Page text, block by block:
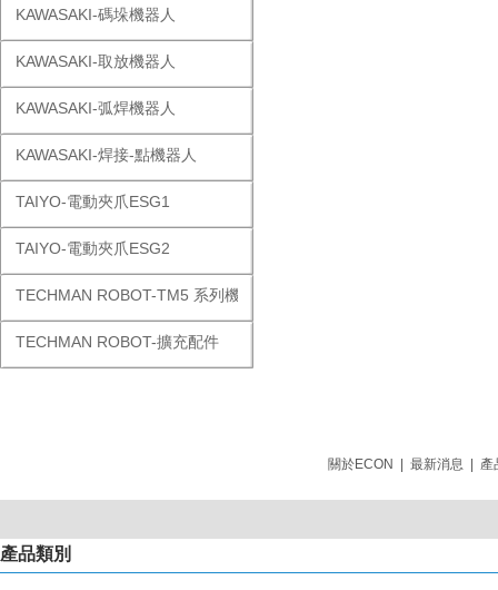
KAWASAKI-碼垛機器人
KAWASAKI-取放機器人
KAWASAKI-弧焊機器人
KAWASAKI-焊接-點機器人
TAIYO-電動夾爪ESG1
TAIYO-電動夾爪ESG2
TECHMAN ROBOT-TM5 系列機器人
TECHMAN ROBOT-擴充配件
關於ECON 最新消息 產
產品類別